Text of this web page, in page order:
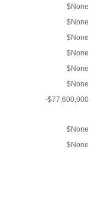
$None
$None
$None
$None
$None
$None
-$77,600,000
$None
$None